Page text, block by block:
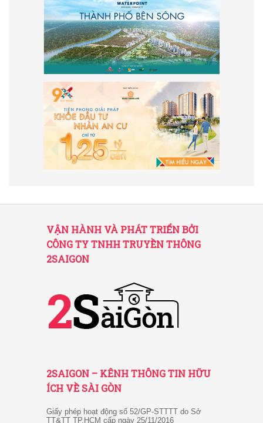
VẬN HÀNH VÀ PHÁT TRIỂN BỞI
CÔNG TY TNHH TRUYỀN THÔNG
2SAIGON
2SAIGON – KÊNH THÔNG TIN HỮU
ÍCH VỀ SÀI GÒN
Giấy phép hoạt động số 52/GP-STTTT do Sở
TT&TT TP.HCM cấp ngày 25/11/2016